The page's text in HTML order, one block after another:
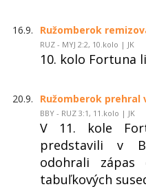
16.9. Ružomberok
RUZ - MYJ 2:2, 10.kolo | JK
10. kolo Fortuna
20.9. Ružomberok prehral
BBY - RUZ 3:1, 11.kolo | JK
V 11. kole
predstavili v
odohrali zápas
tabuľkových